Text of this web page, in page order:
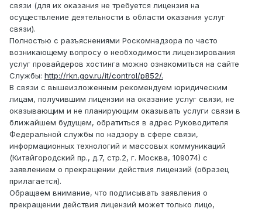
связи (для их оказания не требуется лицензия на
осуществление деятельности в области оказания услуг
связи).
Полностью с разъяснениями Роскомнадзора по часто
возникающему вопросу о необходимости лицензирования
услуг провайдеров хостинга можно ознакомиться на сайте
Службы: http://rkn.gov.ru/it/control/p852/.
В связи с вышеизложенным рекомендуем юридическим
лицам, получившим лицензии на оказание услуг связи, не
оказывающим и не планирующим оказывать услуги связи в
ближайшем будущем, обратиться в адрес Руководителя
Федеральной службы по надзору в сфере связи,
информационных технологий и массовых коммуникаций
(Китайгородский пр., д.7, стр.2, г. Москва, 109074) с
заявлением о прекращении действия лицензий (образец
прилагается).
Обращаем внимание, что подписывать заявления о
прекращении действия лицензий может только лицо,